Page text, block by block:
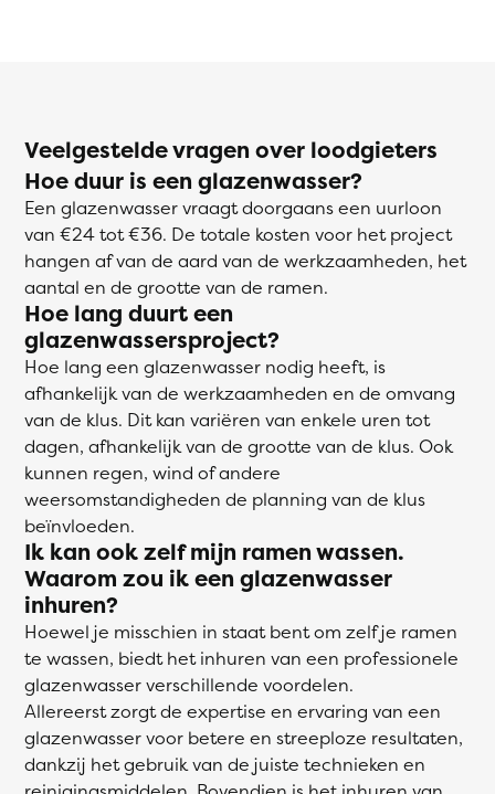
Veelgestelde vragen over loodgieters
Hoe duur is een glazenwasser?
Een glazenwasser vraagt doorgaans een uurloon
van €24 tot €36. De totale kosten voor het project
hangen af van de aard van de werkzaamheden, het
aantal en de grootte van de ramen.
Hoe lang duurt een
glazenwassersproject?
Hoe lang een glazenwasser nodig heeft, is
afhankelijk van de werkzaamheden en de omvang
van de klus. Dit kan variëren van enkele uren tot
dagen, afhankelijk van de grootte van de klus. Ook
kunnen regen, wind of andere
weersomstandigheden de planning van de klus
beïnvloeden.
Ik kan ook zelf mijn ramen wassen.
Waarom zou ik een glazenwasser
inhuren?
Hoewel je misschien in staat bent om zelf je ramen
te wassen, biedt het inhuren van een professionele
glazenwasser verschillende voordelen.
Allereerst zorgt de expertise en ervaring van een
glazenwasser voor betere en streeploze resultaten,
dankzij het gebruik van de juiste technieken en